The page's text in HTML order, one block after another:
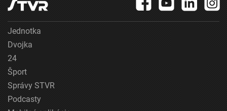
Jednotka
Dvojka
24
Šport
Správy STVR
Podcasty